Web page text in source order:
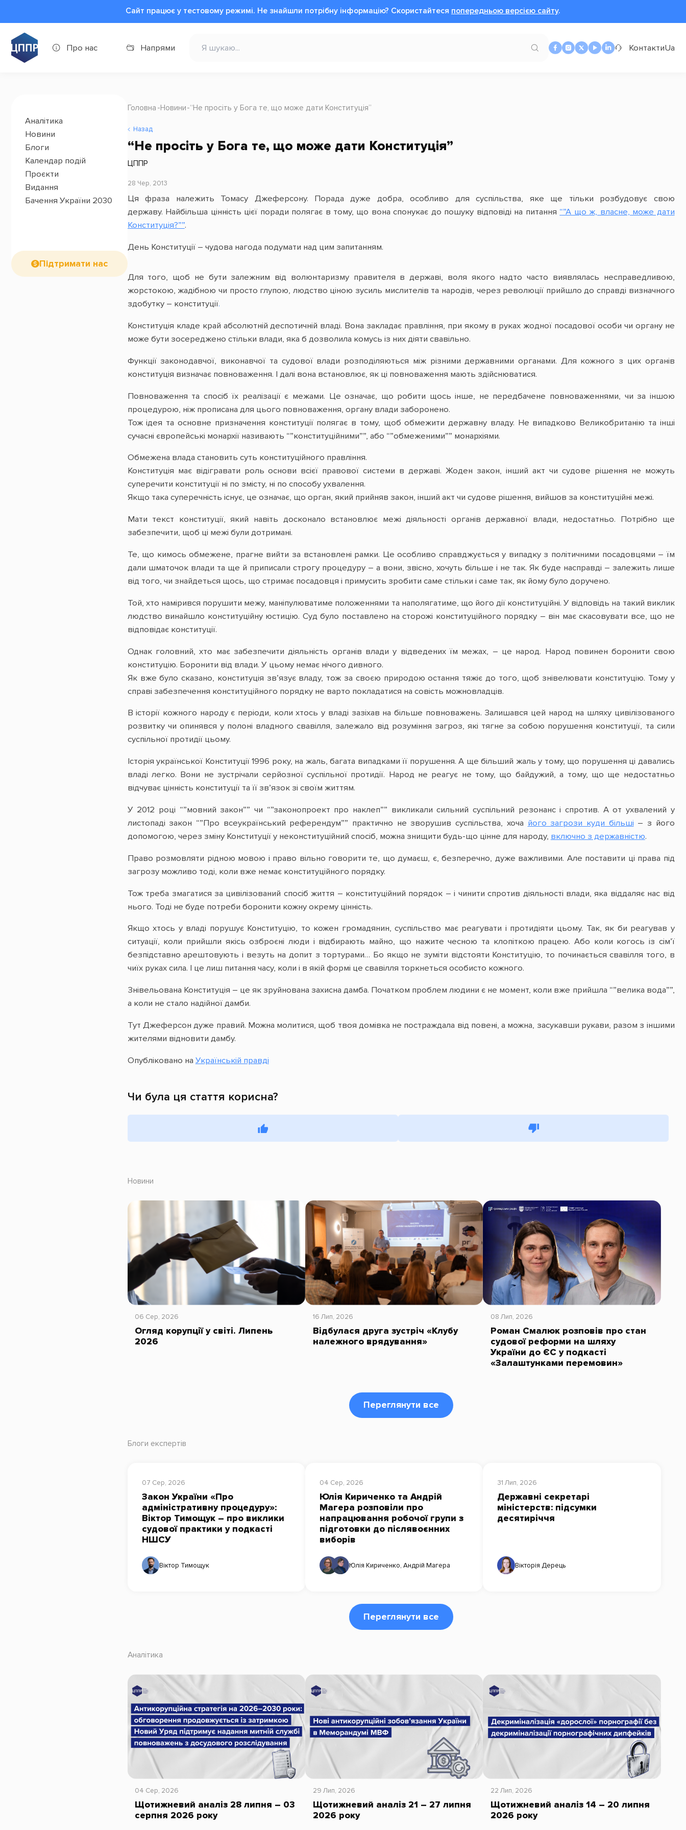
Сайт працює у тестовому режимі. Не знайшли потрібну інформацію? Cкористайтеся попередньою версією сайту.
Про нас Напрями КонтактиUa
Аналітика
Новини
Блоги
Календар подій
Проєкти
Видання
Бачення України 2030
Підтримати нас
Головна Новини “Не просіть у Бога те, що може дати Конституція”
Назад
“Не просіть у Бога те, що може дати Конституція”
ЦППР
28 Чер, 2013
Ця фраза належить Томасу Джеферсону. Порада дуже добра, особливо для суспільства, яке ще тільки розбудовує свою
державу. Найбільша цінність цієї поради полягає в тому, що вона спонукає до пошуку відповіді на питання “”А що ж, власне, може дати
Конституція?””.
День Конституції – чудова нагода подумати над цим запитанням.
Для того, щоб не бути залежним від волюнтаризму правителя в державі, воля якого надто часто виявлялась несправедливою,
жорстокою, жадібною чи просто глупою, людство ціною зусиль мислителів та народів, через революції прийшло до справді визначного
здобутку – конституції.
Конституція кладе край абсолютній деспотичній владі. Вона закладає правління, при якому в руках жодної посадової особи чи органу не
може бути зосереджено стільки влади, яка б дозволила комусь із них діяти свавільно.
Функції законодавчої, виконавчої та судової влади розподіляються між різними державними органами. Для кожного з цих органів
конституція визначає повноваження. І далі вона встановлює, як ці повноваження мають здійснюватися.
Повноваження та спосіб їх реалізації є межами. Це означає, що робити щось інше, не передбачене повноваженнями, чи за іншою
процедурою, ніж прописана для цього повноваження, органу влади заборонено.
Тож ідея та основне призначення конституції полягає в тому, щоб обмежити державну владу. Не випадково Великобританію та інші
сучасні європейські монархії називають “”конституційними””, або “”обмеженими”” монархіями.
Обмежена влада становить суть конституційного правління.
Конституція має відігравати роль основи всієї правової системи в державі. Жоден закон, інший акт чи судове рішення не можуть
суперечити конституції ні по змісту, ні по способу ухвалення.
Якщо така суперечність існує, це означає, що орган, який прийняв закон, інший акт чи судове рішення, вийшов за конституційні межі.
Мати текст конституції, який навіть досконало встановлює межі діяльності органів державної влади, недостатньо. Потрібно ще
забезпечити, щоб ці межі були дотримані.
Те, що кимось обмежене, прагне вийти за встановлені рамки. Це особливо справджується у випадку з політичними посадовцями – їм
дали шматочок влади та ще й приписали строгу процедуру – а вони, звісно, хочуть більше і не так. Як буде насправді – залежить лише
від того, чи знайдеться щось, що стримає посадовця і примусить зробити саме стільки і саме так, як йому було доручено.
Той, хто намірився порушити межу, маніпулюватиме положеннями та наполягатиме, що його дії конституційні.У відповідь на такий виклик
людство винайшло конституційну юстицію. Суд було поставлено на сторожі конституційного порядку – він має скасовувати все, що не
відповідає конституції.
Однак головний, хто має забезпечити діяльність органів влади у відведених їм межах, – це народ. Народ повинен боронити свою
конституцію. Боронити від влади. У цьому немає нічого дивного.
Як вже було сказано, конституція зв’язує владу, тож за своєю природою остання тяжіє до того, щоб знівелювати конституцію. Тому у
справі забезпечення конституційного порядку не варто покладатися на совість можновладців.
В історії кожного народу є періоди, коли хтось у владі зазіхав на більше повноважень. Залишався цей народ на шляху цивілізованого
розвитку чи опинявся у полоні владного свавілля, залежало від розуміння загроз, які тягне за собою порушення конституції, та сили
суспільної протидії цьому.
Історія української Конституції 1996 року, на жаль, багата випадками її порушення. А ще більший жаль у тому, що порушення ці давались
владі легко. Вони не зустрічали серйозної суспільної протидії. Народ не реагує не тому, що байдужий, а тому, що ще недостатньо
відчуває цінність конституції та її зв’язок зі своїм життям.
У 2012 році “”мовний закон”” чи “”законопроект про наклеп”” викликали сильний суспільний резонанс і спротив. А от ухвалений у
листопаді закон “”Про всеукраїнський референдум”” практично не зворушив суспільства, хоча його загрози куди більші – з його
допомогою, через зміну Конституції у неконституційний спосіб, можна знищити будь-що цінне для народу, включно з державністю.
Право розмовляти рідною мовою і право вільно говорити те, що думаєш, є, безперечно, дуже важливими. Але поставити ці права під
загрозу можливо тоді, коли вже немає конституційного порядку.
Тож треба змагатися за цивілізований спосіб життя – конституційний порядок – і чинити спротив діяльності влади, яка віддаляє нас від
нього. Тоді не буде потреби боронити кожну окрему цінність.
Якщо хтось у владі порушує Конституцію, то кожен громадянин, суспільство має реагувати і протидіяти цьому. Так, як би реагував у
ситуації, коли прийшли якісь озброєні люди і відбирають майно, що нажите чесною та клопіткою працею. Або коли когось із сім’ї
безпідставно арештовують і везуть на допит з тортурами… Бо якщо не зуміти відстояти Конституцію, то починається свавілля того, в
чиїх руках сила. І це лиш питання часу, коли і в якій формі це свавілля торкнеться особисто кожного.
Знівельована Конституція – це як зруйнована захисна дамба. Початком проблем людини є не момент, коли вже прийшла “”велика вода””,
а коли не стало надійної дамби.
Тут Джеферсон дуже правий. Можна молитися, щоб твоя домівка не постраждала від повені, а можна, засукавши рукави, разом з іншими
жителями відновити дамбу.
Опубліковано на Українській правді
Чи була ця стаття корисна?
Новини
06 Сер, 2026
Огляд корупції у світі. Липень
2026
16 Лип, 2026
Відбулася друга зустріч «Клубу
належного врядування»
08 Лип, 2026
Роман Смалюк розповів про стан
судової реформи на шляху
України до ЄС у подкасті
«Залаштунками перемовин»
Переглянути все
Блоги експертів
07 Сер, 2026
Закон України «Про
адміністративну процедуру»:
Віктор Тимощук – про виклики
судової практики у подкасті
НШСУ
Віктор Тимощук
04 Сер, 2026
Юлія Кириченко та Андрій
Магера розповіли про
напрацювання робочої групи з
підготовки до післявоєнних
виборів
Юлія Кириченко,Андрій Магера
31 Лип, 2026
Державні секретарі
міністерств: підсумки
десятиріччя
Вікторія Дерець
Переглянути все
Аналітика
04 Сер, 2026
Щотижневий аналіз 28 липня – 03
серпня 2026 року
29 Лип, 2026
Щотижневий аналіз 21 – 27 липня
2026 року
22 Лип, 2026
Щотижневий аналіз 14 – 20 липня
2026 року